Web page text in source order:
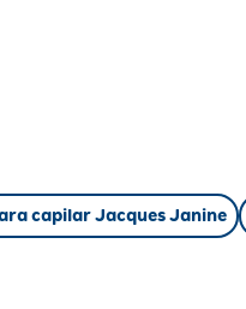
animal,
Brilho e
capilar Jacques Janine